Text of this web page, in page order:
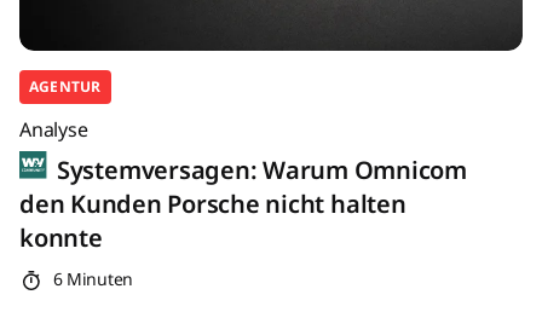
AGENTUR
Analyse
Systemversagen: Warum Omnicom
den Kunden Porsche nicht halten
konnte
6 Minuten